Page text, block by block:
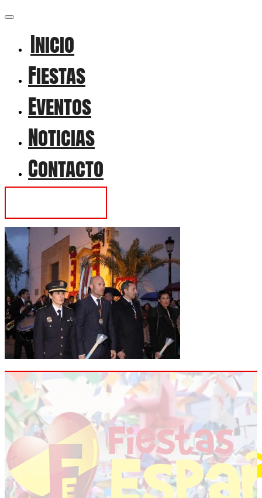
Inicio
Fiestas
Eventos
Noticias
Contacto